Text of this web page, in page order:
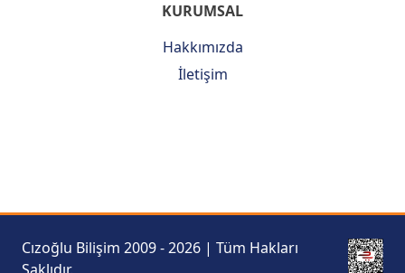
KURUMSAL
Hakkımızda
İletişim
Cızoğlu Bilişim 2009 - 2026 | Tüm Hakları